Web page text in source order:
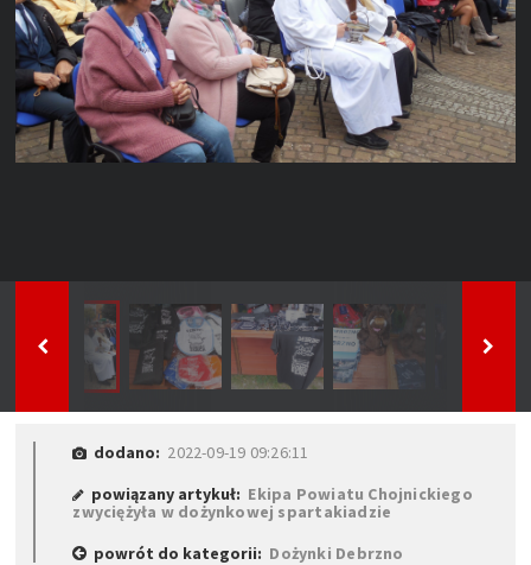
dodano: 2022-09-19 09:26:11
powiązany artykuł: Ekipa Powiatu Chojnickiego
zwyciężyła w dożynkowej spartakiadzie
powrót do kategorii: Dożynki Debrzno